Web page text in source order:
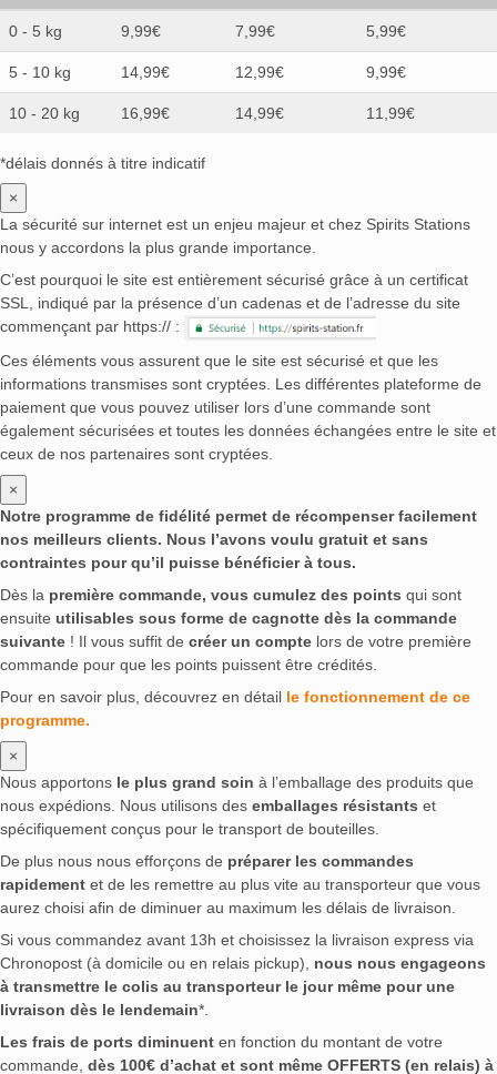
0 - 5 kg 9,99€ 7,99€ 5,99€
5 - 10 kg 14,99€ 12,99€ 9,99€
10 - 20 kg 16,99€ 14,99€ 11,99€
*délais donnés à titre indicatif
×
La sécurité sur internet est un enjeu majeur et chez Spirits Stations
nous y accordons la plus grande importance.
C’est pourquoi le site est entièrement sécurisé grâce à un certificat
SSL, indiqué par la présence d’un cadenas et de l’adresse du site
commençant par https:// :
Ces éléments vous assurent que le site est sécurisé et que les
informations transmises sont cryptées. Les différentes plateforme de
paiement que vous pouvez utiliser lors d’une commande sont
également sécurisées et toutes les données échangées entre le site et
ceux de nos partenaires sont cryptées.
×
Notre programme de fidélité permet de récompenser facilement
nos meilleurs clients. Nous l’avons voulu gratuit et sans
contraintes pour qu’il puisse bénéficier à tous.
Dès la première commande, vous cumulez des points qui sont
ensuite utilisables sous forme de cagnotte dès la commande
suivante ! Il vous suffit de créer un compte lors de votre première
commande pour que les points puissent être crédités.
Pour en savoir plus, découvrez en détail le fonctionnement de ce
programme.
×
Nous apportons le plus grand soin à l’emballage des produits que
nous expédions. Nous utilisons des emballages résistants et
spécifiquement conçus pour le transport de bouteilles.
De plus nous nous efforçons de préparer les commandes
rapidement et de les remettre au plus vite au transporteur que vous
aurez choisi afin de diminuer au maximum les délais de livraison.
Si vous commandez avant 13h et choisissez la livraison express via
Chronopost (à domicile ou en relais pickup), nous nous engageons
à transmettre le colis au transporteur le jour même pour une
livraison dès le lendemain*.
Les frais de ports diminuent en fonction du montant de votre
commande, dès 100€ d’achat et sont même OFFERTS (en relais) à